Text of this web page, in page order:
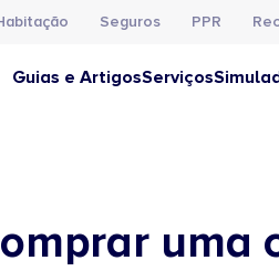
Seguros PPR
Guias e ArtigosServiços
uma